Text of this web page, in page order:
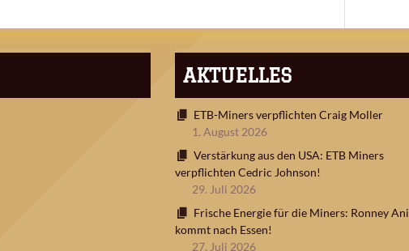
AKTUELLES
ETB-Miners verpflichten Craig Moller
1. August 2026
Verstärkung aus den USA: ETB Miners
verpflichten Cedric Johnson!
29. Juli 2026
Frische Energie für die Miners: Ronney Ani
kommt nach Essen!
27. Juli 2026